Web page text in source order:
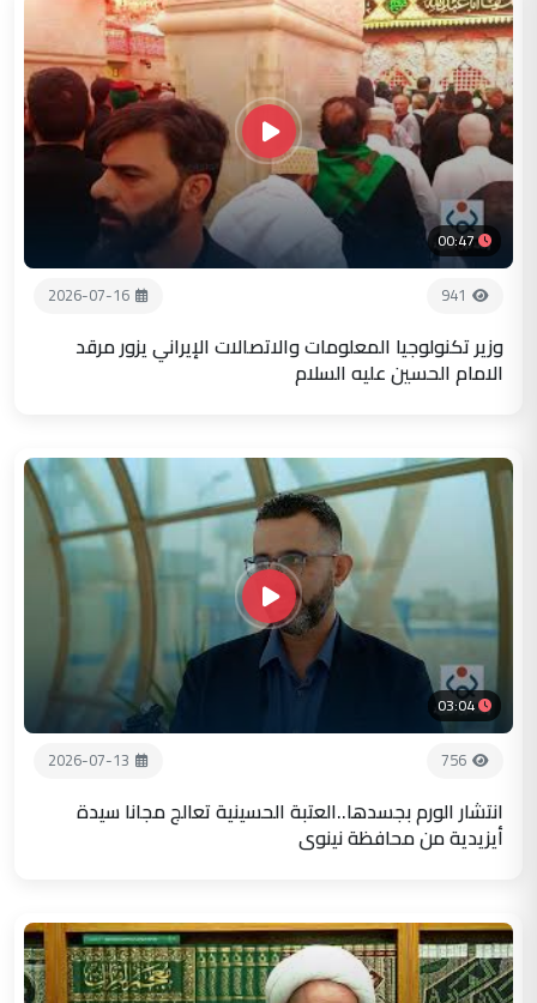
00:47
941
2026-07-16
وزير تكنولوجيا المعلومات والاتصالات الإيراني يزور مرقد
الامام الحسين عليه السلام
03:04
756
2026-07-13
انتشار الورم بجسدها..العتبة الحسينية تعالج مجانا سيدة
أيزيدية من محافظة نينوى